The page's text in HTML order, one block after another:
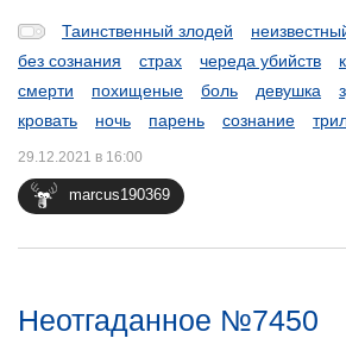
Таинственный злодей
без сознания
страх череда убийств
смерти
похищеные боль девушка
кровать
ночь парень сознание
marcus190369
29.12.2021 в 16:00
Неотгаданное №7450